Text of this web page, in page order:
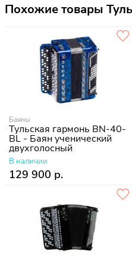
Похожие товары
Баяны
Тульская гармонь BN-40-
BL - Баян ученический
двухголосный
Этюд-205М2, 55х100-II,
синий
В наличии
129 900 р.